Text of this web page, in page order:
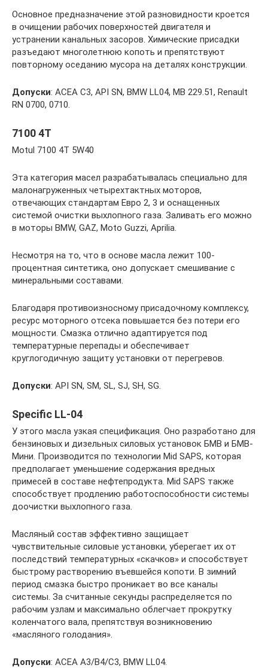
Основное предназначение этой разновидности кроется
в очищении рабочих поверхностей двигателя и
устранении канальных засоров. Химические присадки
разъедают многолетнюю копоть и препятствуют
повторному оседанию мусора на деталях конструкции.
Допуски: АСЕА С3, API SN, BMW LL04, MB 229.51, Renault
RN 0700, 0710.
7100 4T
Motul 7100 4T 5W40
Эта категория масел разрабатывалась специально для
малонагруженных четырехтактных моторов,
отвечающих стандартам Евро 2, 3 и оснащенных
системой очистки выхлопного газа. Заливать его можно
в моторы BMW, GAZ, Moto Guzzi, Aprilia.
Несмотря на то, что в основе масла лежит 100-
процентная синтетика, оно допускает смешивание с
минеральными составами.
Благодаря противоизносному присадочному комплексу,
ресурс моторного отсека повышается без потери его
мощности. Смазка отлично адаптируется под
температурные перепады и обеспечивает
круглогодичную защиту установки от перегревов.
Допуски: API SN, SM, SL, SJ, SH, SG.
Specific LL-04
У этого масла узкая спецификация. Оно разработано для
бензиновых и дизельных силовых установок БМВ и БМВ-
Мини. Производится по технологии Mid SAPS, которая
предполагает уменьшение содержания вредных
примесей в составе нефтепродукта. Mid SAPS также
способствует продлению работоспособности системы
доочистки выхлопного газа.
Масляный состав эффективно защищает
чувствительные силовые установки, уберегает их от
последствий температурных «скачков» и способствует
быстрому растворению въевшейся копоти. В зимний
период смазка быстро проникает во все каналы
системы. За считанные секунды распределяется по
рабочим узлам и максимально облегчает прокрутку
коленчатого вала, препятствуя возникновению
«масляного голодания».
Допуски: АСЕА А3/В4/С3, BMW LL04.